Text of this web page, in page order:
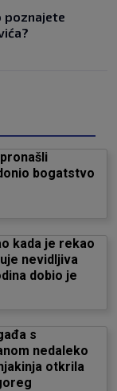
poznajete
bogatstvo
kada je rekao
nevidljiva
dobio je
s
nedaleko
otkrila